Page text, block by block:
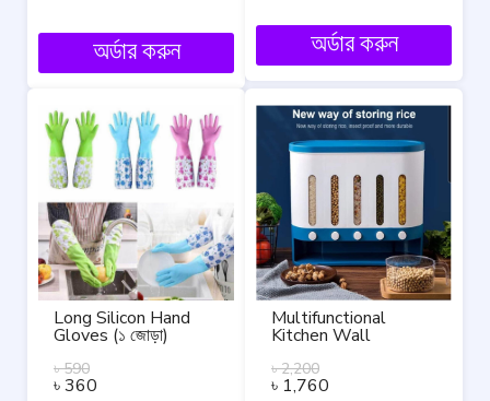
অর্ডার করুন অর্ডার করুন
Long Silicon Hand
Gloves (১ জোড়া)
৳590
৳360
Multifunctional
Kitchen Wall
Rice And Cereal
Dispenser Grain
৳2,200
৳ 1,760